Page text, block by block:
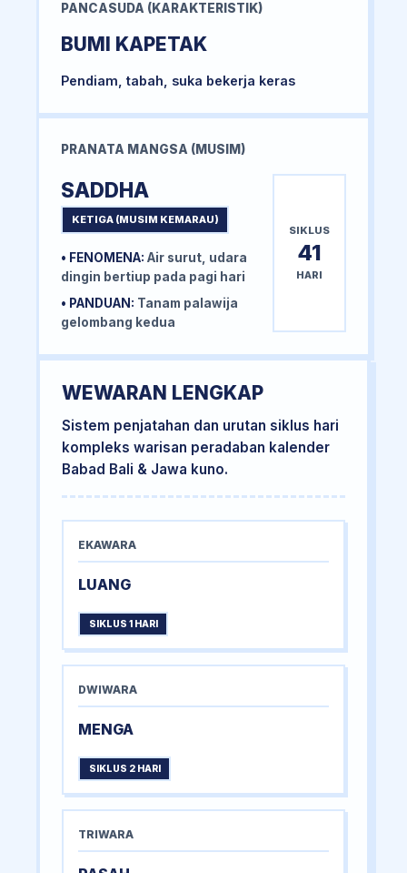
PANCASUDA (KARAKTERISTIK)
BUMI KAPETAK
Pendiam, tabah, suka bekerja keras
PRANATA MANGSA (MUSIM)
SADDHA
KETIGA (MUSIM KEMARAU)
• FENOMENA: Air surut, udara
dingin bertiup pada pagi hari
• PANDUAN: Tanam palawija
gelombang kedua
SIKLUS
41
HARI
WEWARAN LENGKAP
Sistem penjatahan dan urutan siklus hari
kompleks warisan peradaban kalender
Babad Bali & Jawa kuno.
EKAWARA
LUANG
SIKLUS 1 HARI
DWIWARA
MENGA
SIKLUS 2 HARI
TRIWARA